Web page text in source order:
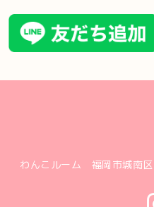
わんこルーム 福岡市城南